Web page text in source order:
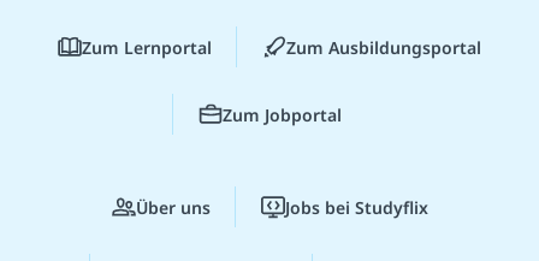
Zum Lernportal Zum Ausbildungsportal
Zum Jobportal
Über uns Jobs bei Studyflix